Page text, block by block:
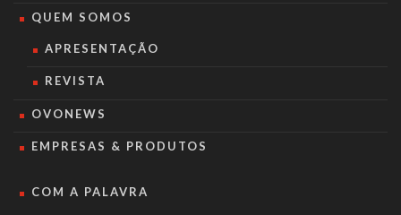
QUEM SOMOS
APRESENTAÇÃO
REVISTA
OVONEWS
EMPRESAS & PRODUTOS
COM A PALAVRA